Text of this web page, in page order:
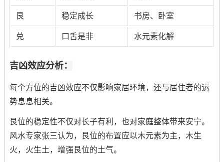
艮 稳定成长 书房、卧室
兑 口舌是非 水元素化解
吉凶效应分析：
每个方位的吉凶效应不仅影响家居环境，还与居住者的运
势息息相关。
艮位的稳定性不仅对长子有利，也对家庭整体带来安宁。
风水专家张三认为，艮位的布置应以木元素为主，木生
火，火生土，增强艮位的土气。